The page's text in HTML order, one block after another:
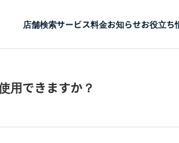
店舗検索サービス料金お知らせお役立ち
用できますか？